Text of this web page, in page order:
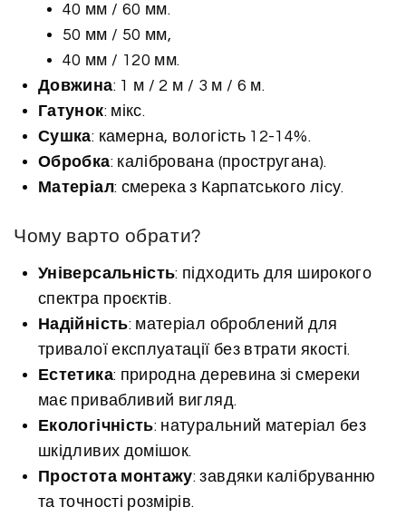
40 мм / 60 мм.
50 мм / 50 мм,
40 мм / 120 мм.
Довжина: 1 м / 2 м / 3 м / 6 м.
Гатунок: мікс.
Сушка: камерна, вологість 12-14%.
Обробка: калібрована (простругана).
Матеріал: смерека з Карпатського лісу.
Чому варто обрати?
Універсальність: підходить для широкого
спектра проєктів.
Надійність: матеріал оброблений для
тривалої експлуатації без втрати якості.
Естетика: природна деревина зі смереки
має привабливий вигляд.
Екологічність: натуральний матеріал без
шкідливих домішок.
Простота монтажу: завдяки калібруванню
та точності розмірів.